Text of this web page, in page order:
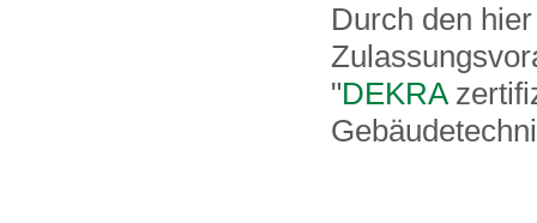
Durch den
"DEKRA